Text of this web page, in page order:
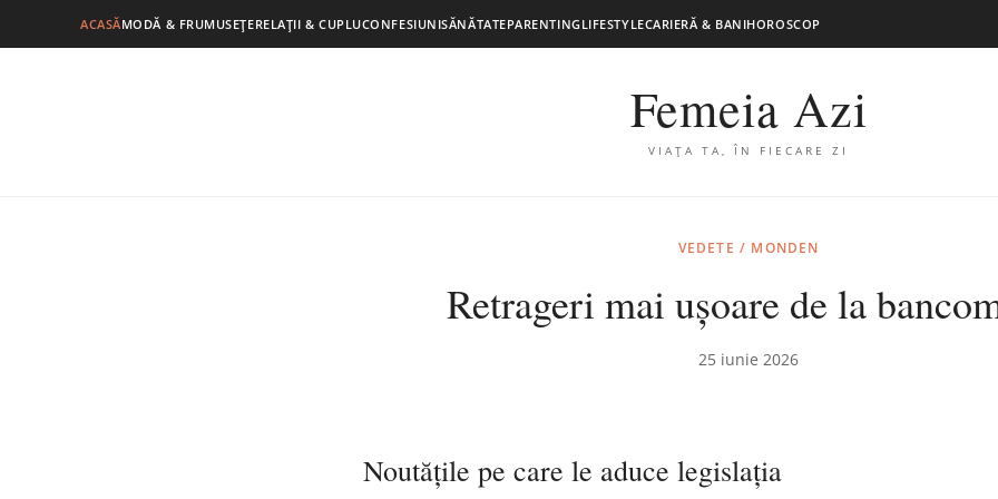
ACASĂMODĂ & FRUMUSEȚERELAȚII & CUPLUCONFESIUNISĂNĂTATEPARENTINGLIFESTYLECARIERĂ & BANIHOROSCOP
Femeia Azi
VIAȚA TA, ÎN FIECARE ZI
VEDETE / MONDEN
Retrageri mai ușoare de la
25 iunie 2026
Noutățile pe care le aduce legislația